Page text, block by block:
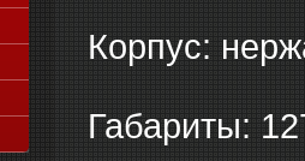
Корпус:
Габариты: